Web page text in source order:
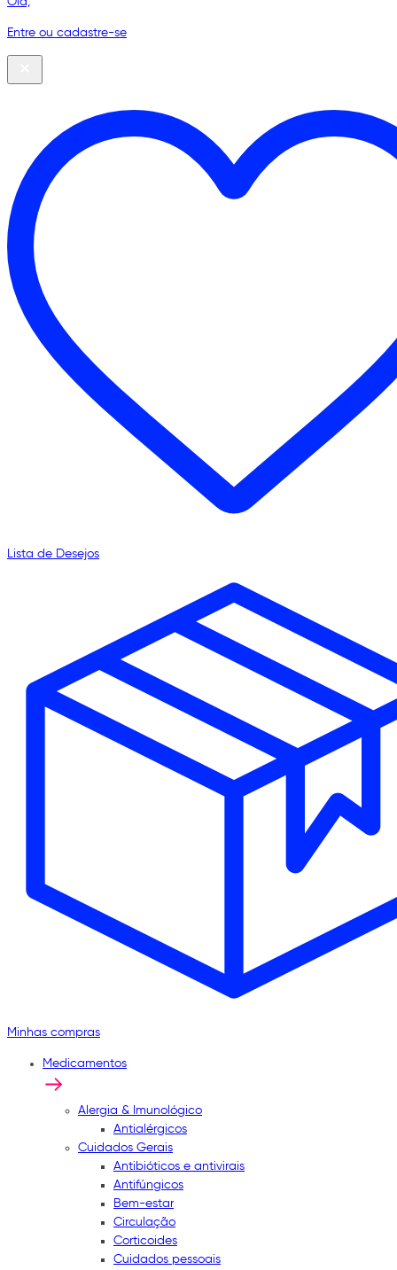
Entre ou cadastre-se
Lista de Desejos
Minhas compras
Medicamentos
Alergia & Imunológico
Antialérgicos
Cuidados Gerais
Antibióticos e antivirais
Antifúngicos
Bem-estar
Circulação
Corticoides
Cuidados pessoais